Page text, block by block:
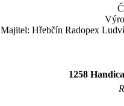
Majitel: Hřebčín Radopex
1258